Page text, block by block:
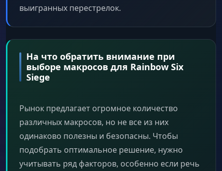
выигранных перестрелок.
На что обратить внимание при
выборе макросов для Rainbow Six
Siege
Рынок предлагает огромное количество
различных макросов, но не все из них
одинаково полезны и безопасны. Чтобы
подобрать оптимальное решение, нужно
учитывать ряд факторов, особенно если речь